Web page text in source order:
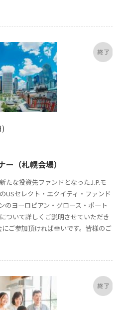
)
（札幌会場）
たな投資先ファンドとなったJ.P.モ
USセレクト・エクイティ・ファンド
のヨーロピアン・グロース・ポート
ついて詳しくご説明させていただき
頂ければ幸いです。皆様のご